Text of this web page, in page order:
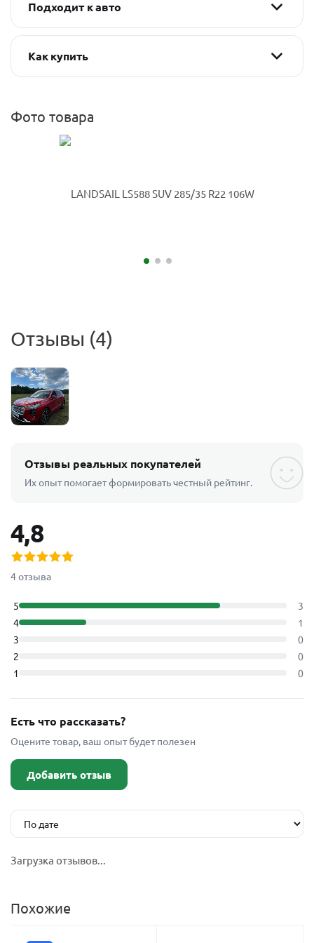
Подходит к авто
Как купить
Фото товара
Отзывы (4)
Отзывы реальных покупателей
Их опыт помогает формировать честный рейтинг.
4,8
4 отзыва
5
3
4
1
3
0
2
0
1
0
Есть что рассказать?
Оцените товар, ваш опыт будет полезен
Добавить отзыв
Загрузка отзывов...
Похожие